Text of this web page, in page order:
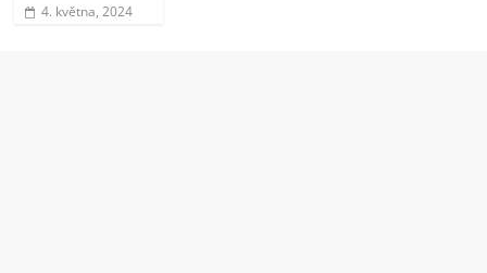
4. května, 2024